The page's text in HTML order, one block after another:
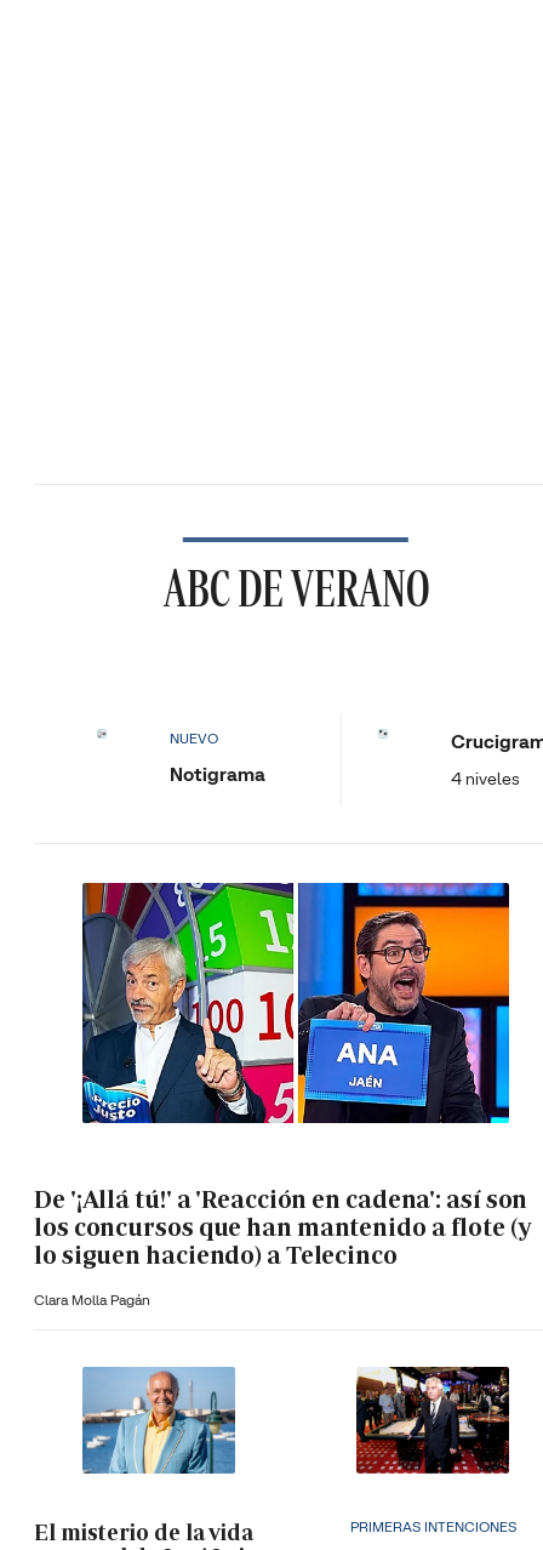
ABC DE VERANO
NUEVO
Notigrama 4 niveles
De '¡Allá tú!' a 'Reacción en cadena': así son
los concursos que han mantenido a flote (y
lo siguen haciendo) a Telecinco
Clara Molla Pagán
El misterio de la vida
PRIMERAS INTENCIONES